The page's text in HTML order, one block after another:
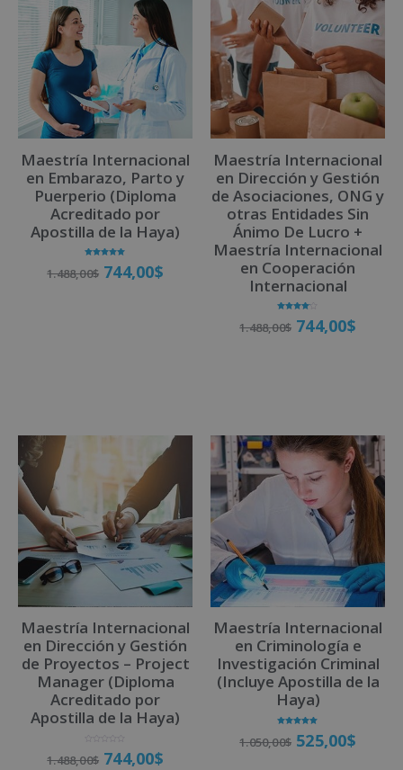
e
r
n
i
v
e
Maestría Internacional
en Embarazo, Parto y
Puerperio (Diploma
Acreditado por
Apostilla de la Haya)
con
5.00
1.488,00$ 744,00$
Maestría Internacional
en Dirección y Gestión
de Asociaciones, ONG y
otras Entidades Sin
Ánimo De Lucro +
Maestría Internacional
en Cooperación
Internacional
con
4.00
1.488,00$ 744,00$
Maestría Internacional
en Dirección y Gestión
de Proyectos – Project
Manager (Diploma
Acreditado por
Apostilla de la Haya)
a
l
1.488,00$ 744,00$
Maestría Internacional
en Criminología e
Investigación Criminal
(Incluye Apostilla de la
Haya)
con
5.00
1.050,00$ 525,00$